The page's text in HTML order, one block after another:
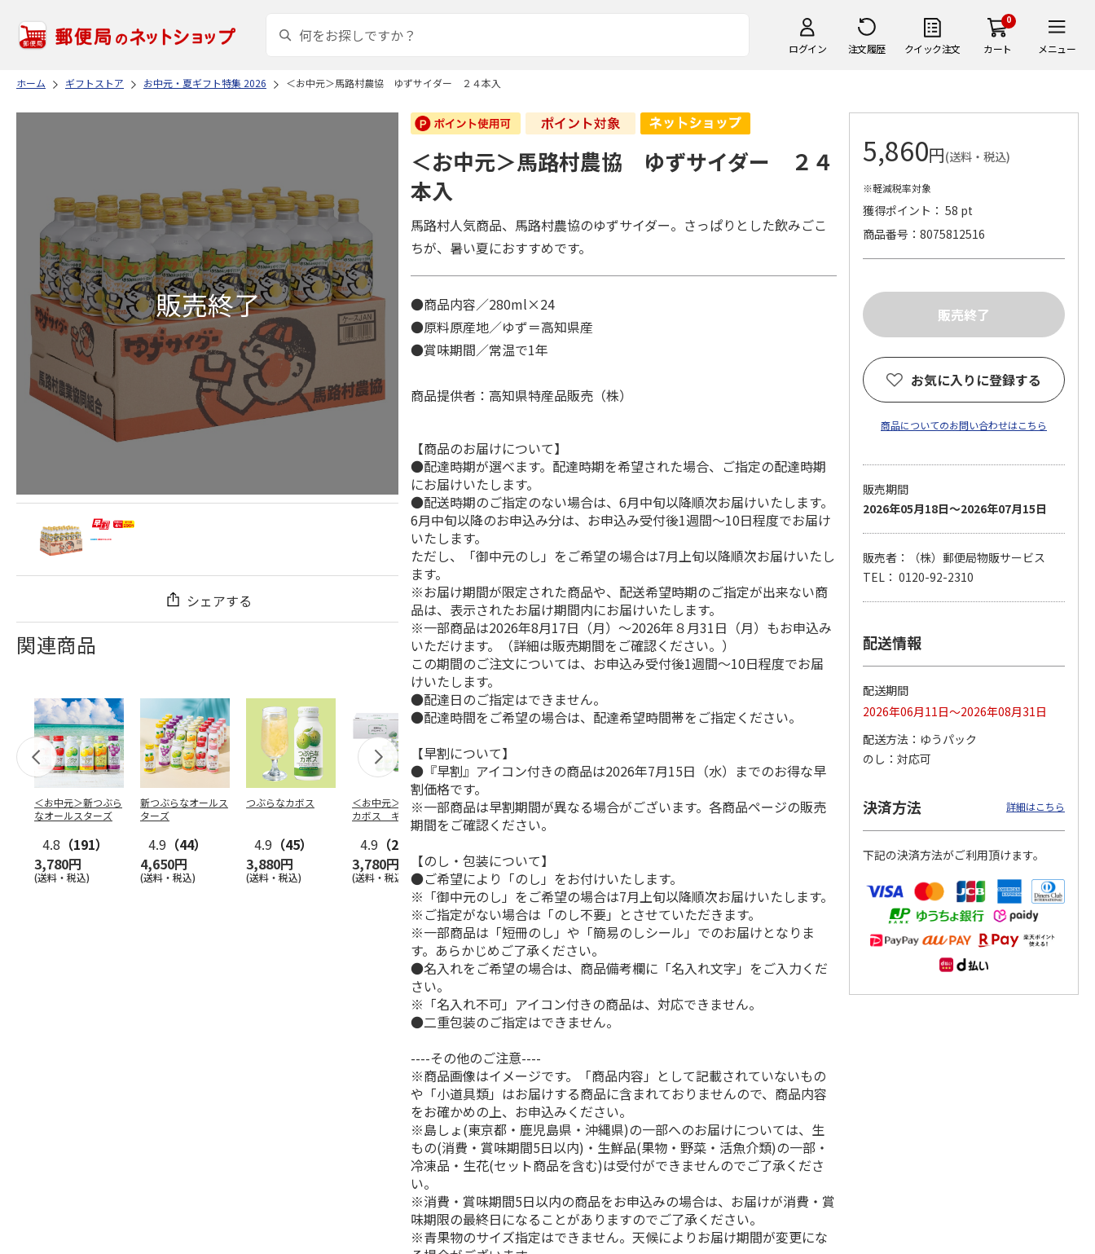
ログイン 注文履歴 クイック注文
0
カート メニュー
ホーム ギフトストア お中元・夏ギフト特集 2026 ＜お中元＞馬路村農協 ゆずサイダー ２４本入
シェアする
関連商品
＜お中元＞新つぶら
なオールスターズ
4.8 （191）
3,780円
(送料・税込)
新つぶらなオールス
ターズ
4.9 （44）
4,650円
(送料・税込)
つぶらなカボス
4.9 （45）
3,880円
(送料・税込)
＜お中元＞つぶらな
カボス ギフト
4.9 （28）
3,780円
(送料・税込)
つぶらなパイン
3,880円
(送料・税込)
＜お中元＞夏のゴク
ゴク４種セット
(送料・税込)
ももうめＡ
(送料・税込)
ＷＥＢ定期便つぶら
なバラエティコース
＜お中元＞新つぶら
なオールスターズ
２箱
7,250円
つぶらなカボス２箱
7,350円
(送料・税込)
＜お中元＞馬路村農協 ゆずサイダー ２４
本入
馬路村人気商品、馬路村農協のゆずサイダー。さっぱりとした飲みごこ
ちが、暑い夏におすすめです。
●商品内容／280ml×24
●原料原産地／ゆず＝高知県産
●賞味期間／常温で1年
商品提供者：高知県特産品販売（株）
【商品のお届けについて】
●配達時期が選べます。配達時期を希望された場合、ご指定の配達時期
にお届けいたします。
●配送時期のご指定のない場合は、6月中旬以降順次お届けいたします。
6月中旬以降のお申込み分は、お申込み受付後1週間～10日程度でお届け
いたします。
ただし、「御中元のし」をご希望の場合は7月上旬以降順次お届けいたし
ます。
※お届け期間が限定された商品や、配送希望時期のご指定が出来ない商
品は、表示されたお届け期間内にお届けいたします。
※一部商品は2026年8月17日（月）～2026年８月31日（月）もお申込み
いただけます。（詳細は販売期間をご確認ください。）
この期間のご注文については、お申込み受付後1週間～10日程度でお届
けいたします。
●配達日のご指定はできません。
●配達時間をご希望の場合は、配達希望時間帯をご指定ください。
【早割について】
●『早割』アイコン付きの商品は2026年7月15日（水）までのお得な早
割価格です。
※一部商品は早割期間が異なる場合がございます。各商品ページの販売
期間をご確認ください。
【のし・包装について】
●ご希望により「のし」をお付けいたします。
※「御中元のし」をご希望の場合は7月上旬以降順次お届けいたします。
※ご指定がない場合は「のし不要」とさせていただきます。
※一部商品は「短冊のし」や「簡易のしシール」でのお届けとなりま
す。あらかじめご了承ください。
●名入れをご希望の場合は、商品備考欄に「名入れ文字」をご入力くだ
さい。
※「名入れ不可」アイコン付きの商品は、対応できません。
●二重包装のご指定はできません。
----その他のご注意----
※商品画像はイメージです。「商品内容」として記載されていないもの
や「小道具類」はお届けする商品に含まれておりませんので、商品内容
をお確かめの上、お申込みください。
※島しょ(東京都・鹿児島県・沖縄県)の一部へのお届けについては、生
もの(消費・賞味期間5日以内)・生鮮品(果物・野菜・活魚介類)の一部・
冷凍品・生花(セット商品を含む)は受付ができませんのでご了承くださ
い。
※消費・賞味期間5日以内の商品をお申込みの場合は、お届けが消費・賞
味期限の最終日になることがありますのでご了承ください。
※青果物のサイズ指定はできません。天候によりお届け期間が変更にな
5,860円(送料・税込)
※軽減税率対象
獲得ポイント： 58 pt
商品番号
8075812516
お気に入りに登録する
商品についてのお問い合わせはこちら
販売期間
2026年05月18日～2026年07月15日
販売者：（株）郵便局物販サービス
TEL： 0120-92-2310
配送情報
配送期間
2026年06月11日～2026年08月31日
配送方法
ゆうパック
のし
対応可
決済方法 詳細はこちら
下記の決済方法がご利用頂けます。